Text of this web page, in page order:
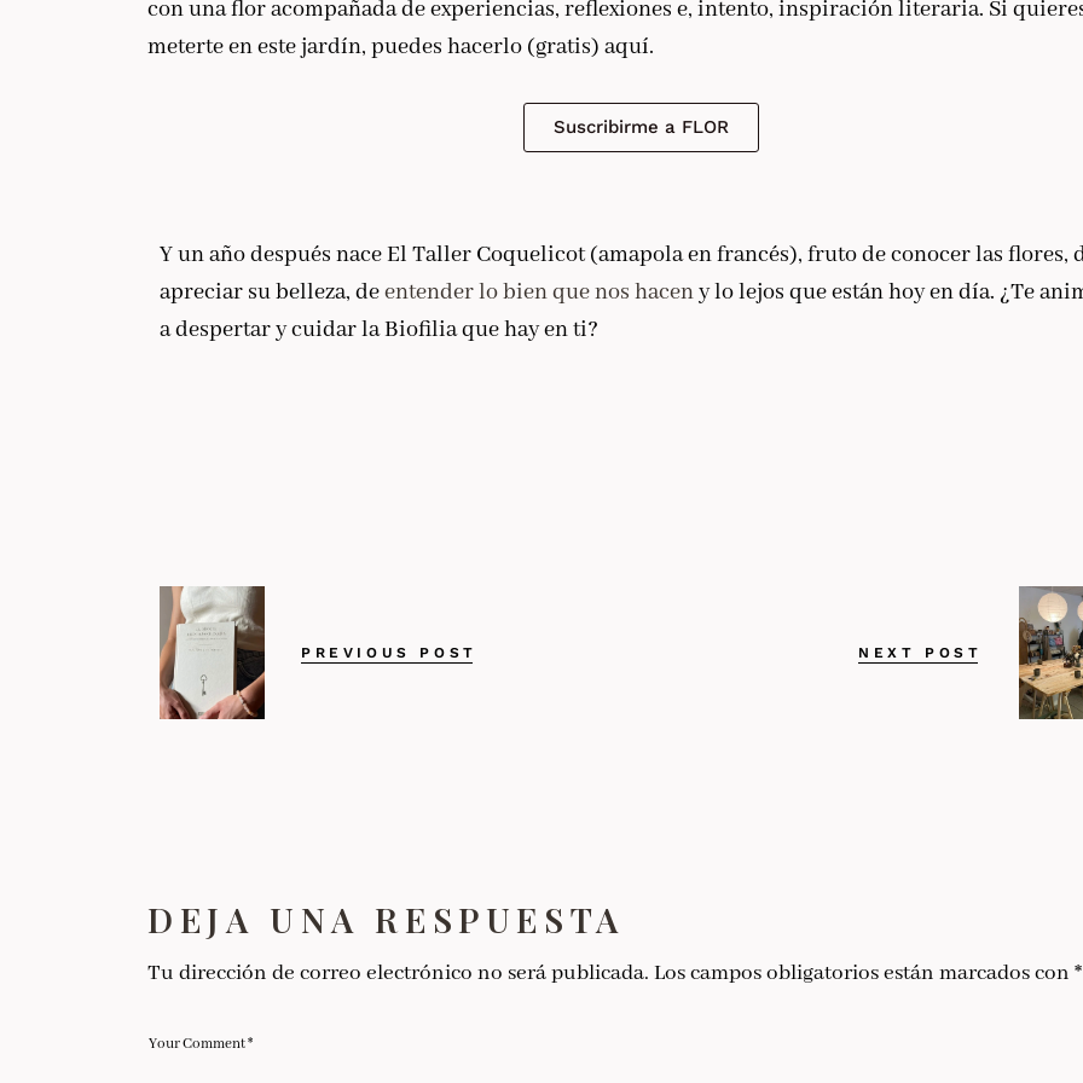
con una flor acompañada de experiencias, reflexiones e, intento, inspiración literaria. Si
meterte en este jardín, puedes hacerlo (gratis) aquí.
Suscribirme a FLOR
Y un año después nace El Taller Coquelicot (amapola en francés), fruto de conocer las flores,
apreciar su belleza, deentender lo bien que nos haceny lo lejos que están hoy en día. ¿Te
a despertar y cuidar la Biofilia que hay en ti?
PREVIOUS POST NEXT POST
DEJA UNA RESPUESTA
Tu dirección de correo electrónico no será publicada. Los campos obligatorios están marcados con *